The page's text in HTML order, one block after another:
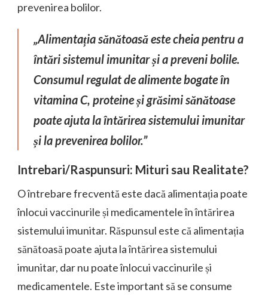
prevenirea bolilor.
„Alimentația sănătoasă este cheia pentru a
întări sistemul imunitar și a preveni bolile.
Consumul regulat de alimente bogate în
vitamina C, proteine și grăsimi sănătoase
poate ajuta la întărirea sistemului imunitar
și la prevenirea bolilor.”
Intrebari/Raspunsuri: Mituri sau Realitate?
O întrebare frecventă este dacă alimentația poate
înlocui vaccinurile și medicamentele în întărirea
sistemului imunitar. Răspunsul este că alimentația
sănătoasă poate ajuta la întărirea sistemului
imunitar, dar nu poate înlocui vaccinurile și
medicamentele. Este important să se consume